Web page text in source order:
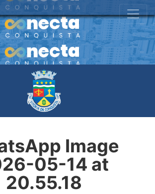
Image
05-14 at
20.55.18